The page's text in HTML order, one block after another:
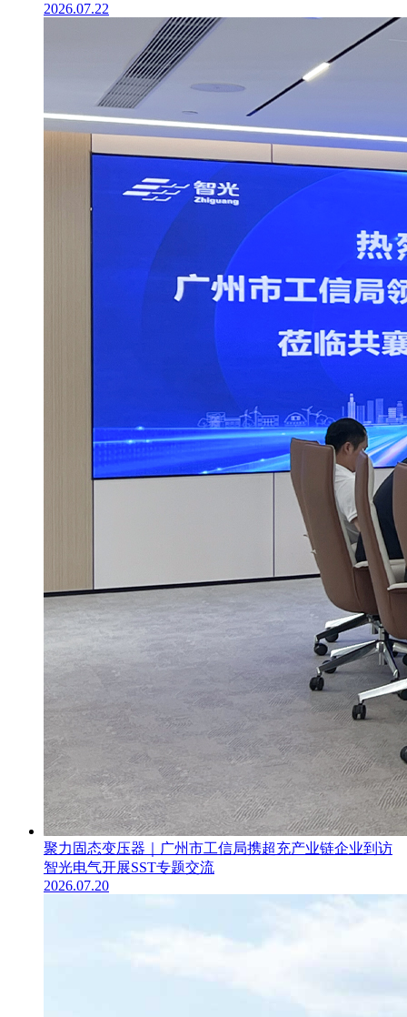
2026.07.22
聚力固态变压器｜广州市工信局携超充产业链企业到访
智光电气开展SST专题交流
2026.07.20